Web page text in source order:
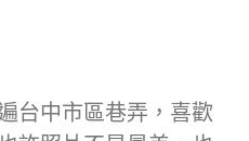
台中市區巷弄，喜歡